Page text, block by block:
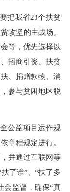
把我省23个扶贫
攻坚的主战场。
等，优先选择以
招商引资、扶贫
、捐赠款物、消
参与贫困地区脱
公益项目运作规
章程规定进行。
并通过互联网等
扶了谁” “扶了多
会监督，确保“真